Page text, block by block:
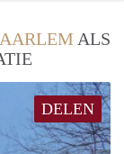
ALS
DELEN